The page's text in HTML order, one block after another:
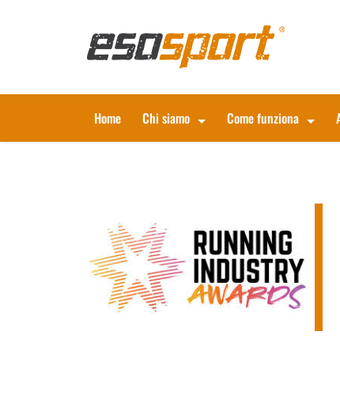
Home Chi siamo Come funziona